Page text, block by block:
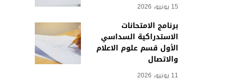
15 يونيو، 2026
برنامج الامتحانات
الاستدراكية السداسي
الأول قسم علوم الاعلام
والاتصال
11 يونيو، 2026